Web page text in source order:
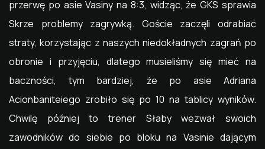
przerwę po asie Vasiny na 8:3, widząc, że GKS sprawia
Skrze problemy zagrywką. Goście zaczęli odrabiać
straty, korzystając z naszych niedokładnych zagrań po
obronie i przyjęciu, dlatego musieliśmy się mieć na
baczności, tym bardziej, że po asie Adriana
Acionbaniteiego zrobiło się po 10 na tablicy wyników.
Chwilę później to trener Słaby wezwał swoich
zawodników do siebie po bloku na Vasinie dającym